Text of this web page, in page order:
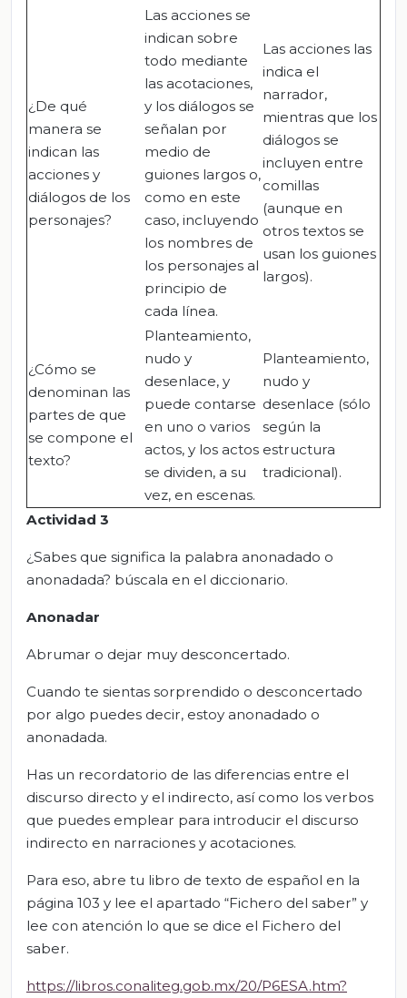
¿De qué
manera se
indican las
acciones y
diálogos de los
personajes?
Las acciones se
indican sobre
todo mediante
las acotaciones,
y los diálogos se
señalan por
medio de
guiones largos o,
como en este
caso, incluyendo
los nombres de
los personajes al
principio de
cada línea.
Las acciones las
indica el
narrador,
mientras que los
diálogos se
incluyen entre
comillas
(aunque en
otros textos se
usan los guiones
largos).
¿Cómo se
denominan las
partes de que
se compone el
texto?
Planteamiento,
nudo y
desenlace, y
puede contarse
en uno o varios
actos, y los actos
se dividen, a su
vez, en escenas.
Planteamiento,
nudo y
desenlace (sólo
según la
estructura
tradicional).
Actividad 3
¿Sabes que significa la palabra anonadado o
anonadada? búscala en el diccionario.
Anonadar
Abrumar o dejar muy desconcertado.
Cuando te sientas sorprendido o desconcertado
por algo puedes decir, estoy anonadado o
anonadada.
Has un recordatorio de las diferencias entre el
discurso directo y el indirecto, así como los verbos
que puedes emplear para introducir el discurso
indirecto en narraciones y acotaciones.
Para eso, abre tu libro de texto de español en la
página 103 y lee el apartado “Fichero del saber” y
lee con atención lo que se dice el Fichero del
saber.
https://libros.conaliteg.gob.mx/20/P6ESA.htm?